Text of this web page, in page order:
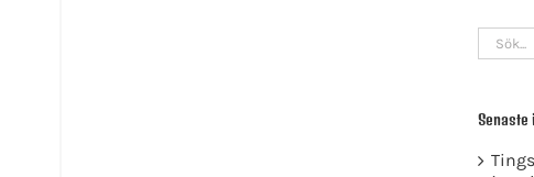
Sök
efter:
Senaste